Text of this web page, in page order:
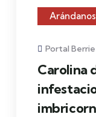
Arándanos
Portal
Carolina